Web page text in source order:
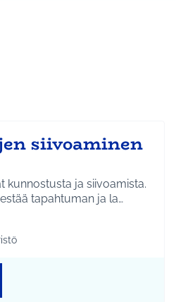
siivoaminen
kunnostusta ja siivoamista.
tapahtuman ja la…
Koko Tuusula
teeman mukaan: Ympäristö